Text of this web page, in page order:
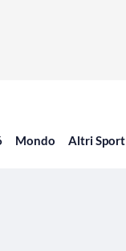
Mondo Altri Sport